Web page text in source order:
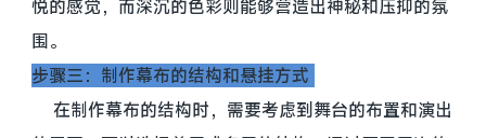
悦的感觉，而深沉的色彩则能够营造出神秘和压抑的氛
围。
步骤三：制作幕布的结构和悬挂方式
在制作幕布的结构时，需要考虑到舞台的布置和演出